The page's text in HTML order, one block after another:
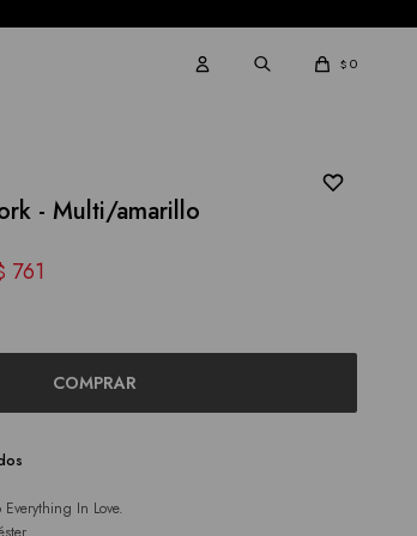
$ 0
- Multi/amarillo
761
COMPRAR
In Love.